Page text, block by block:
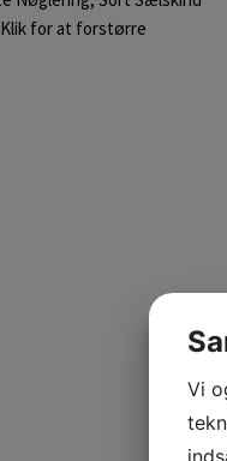
Klik for at forstørre
Vi